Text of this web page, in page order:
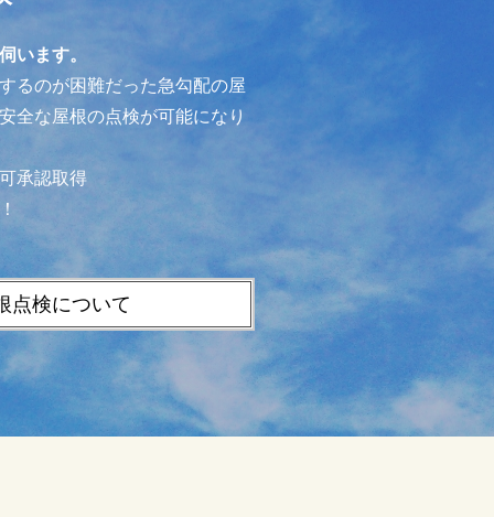
います。
るのが困難だった急勾配の屋
全な屋根の点検が可能になり
承認取得
点検について